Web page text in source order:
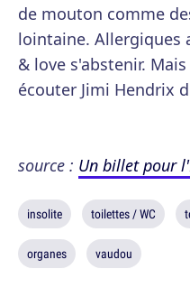
de mouton comme
lointaine. Allergiques
& love s'abstenir.
écouter Jimi Hendrix
source : Un billet pour
insolite toilettes / WC
organes vaudou